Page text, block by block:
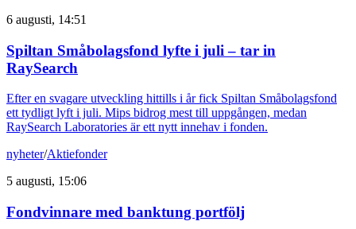
6 augusti, 14:51
Spiltan Småbolagsfond lyfte i juli – tar in
RaySearch
Efter en svagare utveckling hittills i år fick Spiltan Småbolagsfond
ett tydligt lyft i juli. Mips bidrog mest till uppgången, medan
RaySearch Laboratories är ett nytt innehav i fonden.
nyheter/Aktiefonder
5 augusti, 15:06
Fondvinnare med banktung portfölj